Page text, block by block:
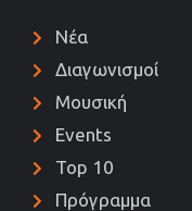
Νέα
Διαγωνισμοί
Μουσική
Events
Top 10
Πρόγραμμα